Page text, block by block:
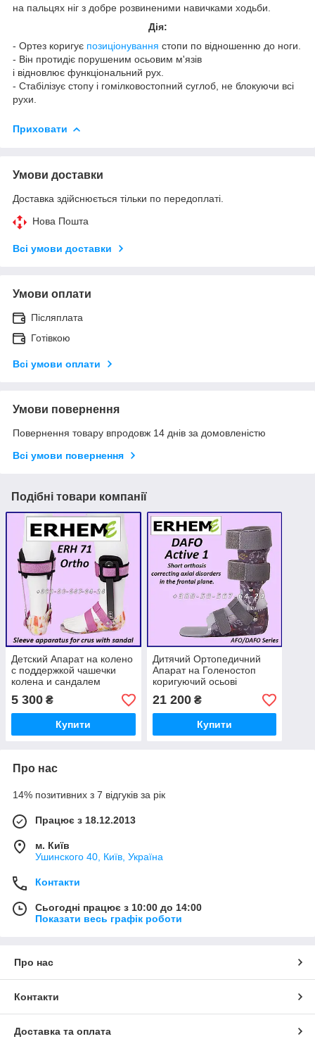
на пальцях ніг з добре розвиненими навичками ходьби.
Дія:
- Ортез коригує позиціонування стопи по відношенню до ноги.
- Він протидіє порушеним осьовим м'язів
і відновлює функціональний рух.
- Стабілізує стопу і гомілковостопний суглоб, не блокуючи всі
рухи.
Приховати
Умови доставки
Доставка здійснюється тільки по передоплаті.
Нова Пошта
Всі умови доставки
Умови оплати
Післяплата
Готівкою
Всі умови оплати
Умови повернення
Повернення товару впродовж 14 днів за домовленістю
Всі умови повернення
Подібні товари компанії
Детский Апарат на колено
с поддержкой чашечки
колена и сандалем
GRAFO Erhem ERH 71/1
Ankle Brace
5 300 ₴
Купити
Дитячий Ортопедичний
Апарат на Голеностоп
коригуючий осьові
порушення. ERH DAFO
Active 3 Ankle Brace
21 200₴
Купити
Про нас
14% позитивних з 7 відгуків за рік
Працює з 18.12.2013
м. Київ
Ушинского 40, Київ, Україна
Контакти
Сьогодні працює з 10:00 до 14:00
Показати весь графік роботи
Про нас
Контакти
Доставка та оплата